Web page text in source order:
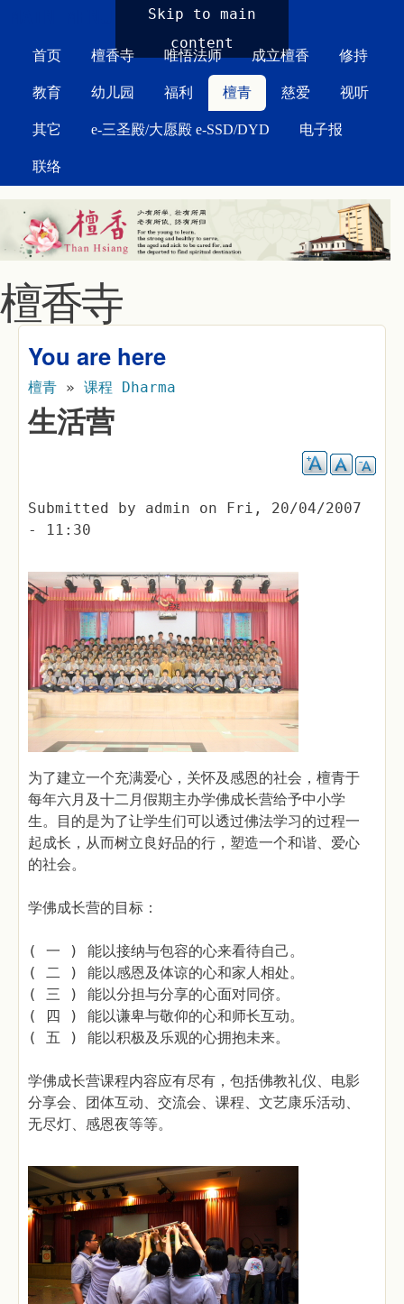
Skip to main
content
首页 檀香寺 唯悟法师 成立檀香 修持
教育 幼儿园 福利 檀青 慈爱 视听
其它 e-三圣殿/大愿殿 e-SSD/DYD 电子报
联络
檀香寺
You are here
檀青 » 课程 Dharma
生活营
Submitted by admin on Fri, 20/04/2007
- 11:30
为了建立一个充满爱心，关怀及感恩的社会，檀青于
每年六月及十二月假期主办学佛成长营给予中小学
生。目的是为了让学生们可以透过佛法学习的过程一
起成长，从而树立良好品的行，塑造一个和谐、爱心
的社会。
学佛成长营的目标：
( 一 ) 能以接纳与包容的心来看待自己。
( 二 ) 能以感恩及体谅的心和家人相处。
( 三 ) 能以分担与分享的心面对同侪。
( 四 ) 能以谦卑与敬仰的心和师长互动。
( 五 ) 能以积极及乐观的心拥抱未来。
学佛成长营课程内容应有尽有，包括佛教礼仪、电影
分享会、团体互动、交流会、课程、文艺康乐活动、
无尽灯、感恩夜等等。